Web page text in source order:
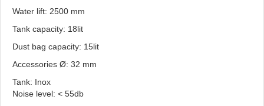
Water lift: 2500 mm
Tank capacity: 18lit
Dust bag capacity: 15lit
Accessories Ø: 32 mm
Tank: Inox
Noise level: < 55db